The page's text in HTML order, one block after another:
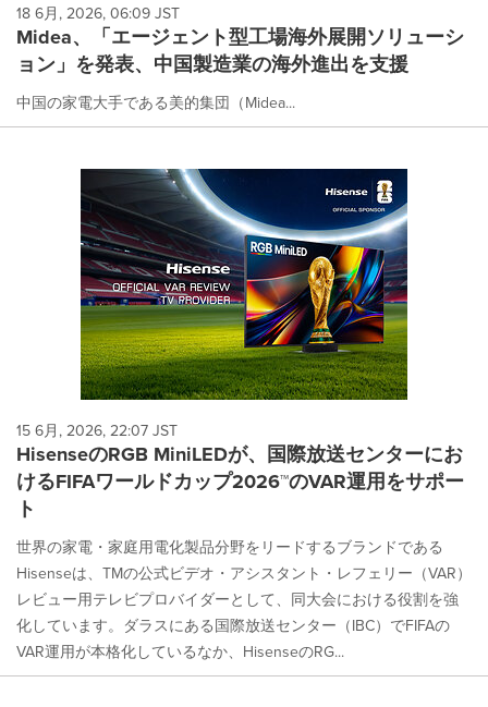
18 6月, 2026, 06:09 JST
Midea、「エージェント型工場海外展開ソリューシ
ョン」を発表、中国製造業の海外進出を支援
中国の家電大手である美的集団（Midea...
15 6月, 2026, 22:07 JST
HisenseのRGB MiniLEDが、国際放送センターにお
けるFIFAワールドカップ2026™のVAR運用をサポー
ト
世界の家電・家庭用電化製品分野をリードするブランドである
Hisenseは、TMの公式ビデオ・アシスタント・レフェリー（VAR）
レビュー用テレビプロバイダーとして、同大会における役割を強
化しています。ダラスにある国際放送センター（IBC）でFIFAの
VAR運用が本格化しているなか、HisenseのRG...